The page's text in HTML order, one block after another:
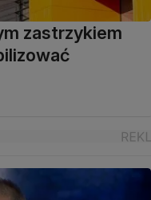
zastrzykiem